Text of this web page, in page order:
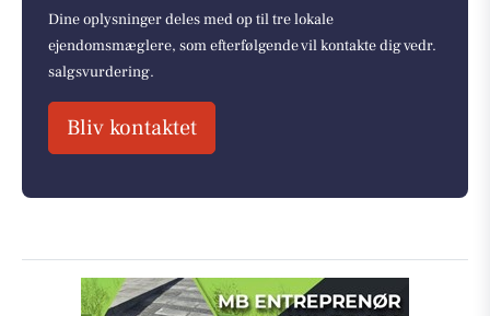
Dine oplysninger deles med op til tre lokale
ejendomsmæglere, som efterfølgende vil kontakte dig vedr.
salgsvurdering.
Bliv kontaktet